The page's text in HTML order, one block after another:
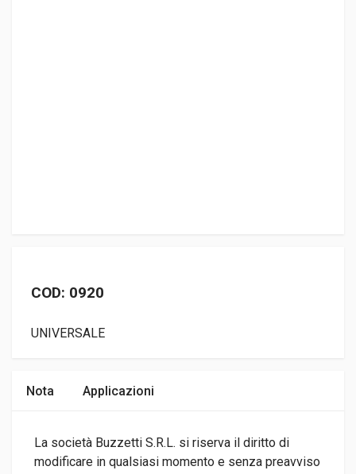
COD: 0920
UNIVERSALE
Nota Applicazioni
La società Buzzetti S.R.L. si riserva il diritto di
modificare in qualsiasi momento e senza preavviso